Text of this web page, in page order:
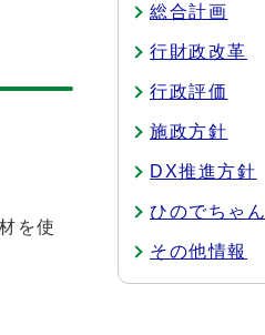
を使
総合計画
行財政改革
行政評価
施政方針
DX推進方針
ひのでちゃん
その他情報